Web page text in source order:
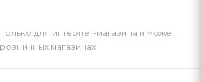
для интернет-магазина и может
магазинах